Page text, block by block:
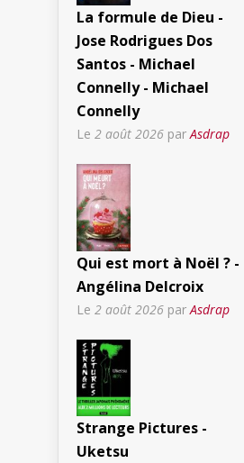
La formule de Dieu -
Jose Rodrigues Dos
Santos - Michael
Connelly - Michael
Connelly
Le 2 août 2026 parAsdrap
Qui est mort à Noël ? -
Angélina Delcroix
Le 2 août 2026 par Asdrap
Strange Pictures -
Uketsu